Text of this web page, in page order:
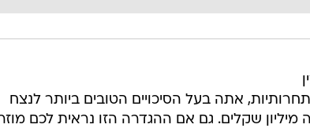
אתה בעל הסיכויים הטובים ביותר לנצח
מיליון שקלים. גם אם ההגדרה הזו נראית לכם